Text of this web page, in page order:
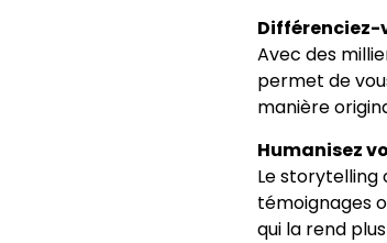
Différenciez-
Avec des
permet de
manière
Humanisez
Le storytelling
témoignages
qui la rend